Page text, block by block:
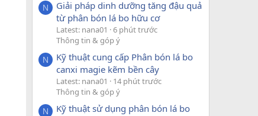
N
Giải pháp dinh dưỡng tăng đậu quả
từ phân bón lá bo hữu cơ
Latest: nana01
6 phút trước
Thông tin & góp ý
N
Kỹ thuật cung cấp Phân bón lá bo
canxi magie kẽm bền cây
Latest: nana01
14 phút trước
Thông tin & góp ý
N
Kỹ thuật sử dụng phân bón lá bo